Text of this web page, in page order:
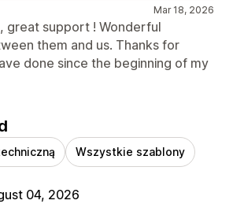
Mar 18, 2026
great support ! Wonderful
them and us. Thanks for
done since the beginning of my
Wszystkie szablony
04, 2026